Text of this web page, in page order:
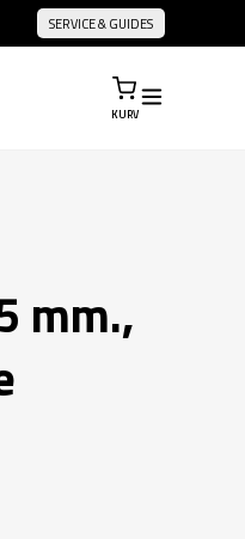
SERVICE & GUIDES
KURV
mm.,